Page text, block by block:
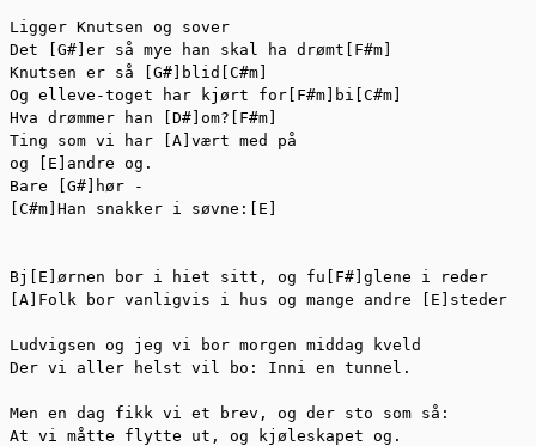
Ligger Knutsen og sover
Det [G#]er så mye han skal ha drømt[F#m]
Knutsen er så [G#]blid[C#m]
Og elleve-toget har kjørt for[F#m]bi[C#m]
Hva drømmer han [D#]om?[F#m]
Ting som vi har [A]vært med på
og [E]andre og.
Bare [G#]hør -
[C#m]Han snakker i søvne:[E]
Bj[E]ørnen bor i hiet sitt, og fu[F#]glene i reder
[A]Folk bor vanligvis i hus og mange andre [E]steder
Ludvigsen og jeg vi bor morgen middag kveld
Der vi aller helst vil bo: Inni en tunnel.
Men en dag fikk vi et brev, og der sto som så:
At vi måtte flytte ut, og kjøleskapet og.